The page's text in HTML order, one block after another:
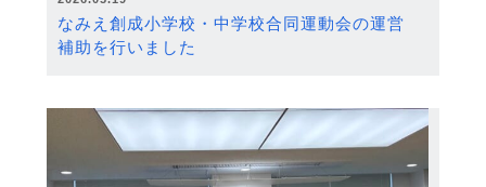
なみえ創成小学校・中学校合同運動会の運営
補助を行いました